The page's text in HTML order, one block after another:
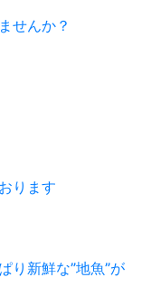
せんか？
ります
り新鮮な”地魚”が